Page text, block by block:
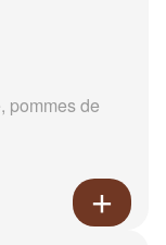
pommes de